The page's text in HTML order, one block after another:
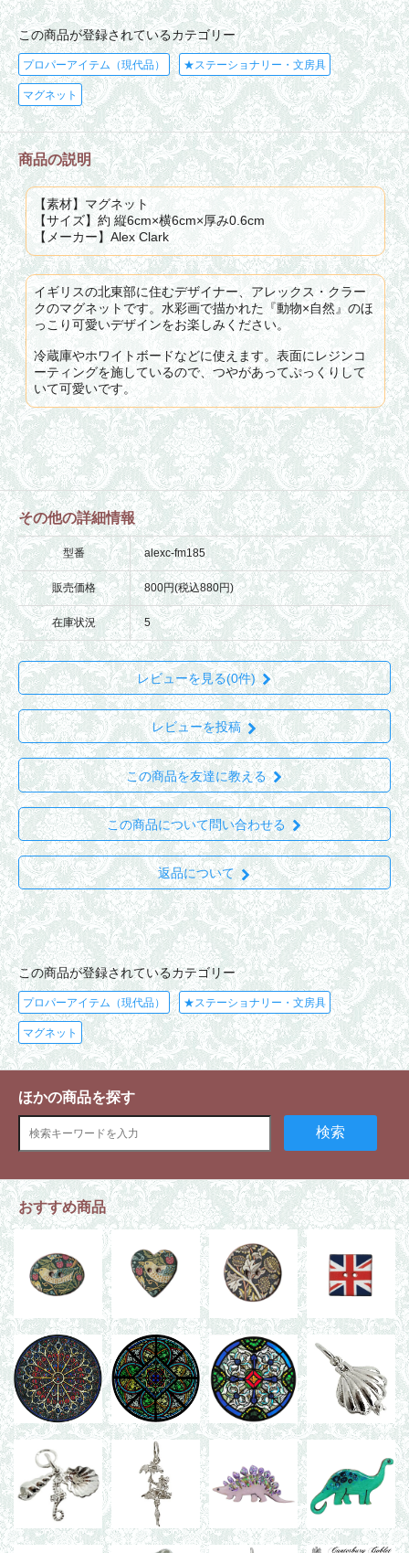
この商品が登録されているカテゴリー
プロパーアイテム（現代品） ★ステーショナリー・文房具
マグネット
商品の説明
【素材】マグネット
【サイズ】約 縦6cm×横6cm×厚み0.6cm
【メーカー】Alex Clark
イギリスの北東部に住むデザイナー、アレックス・クラー
クのマグネットです。水彩画で描かれた『動物×自然』のほ
っこり可愛いデザインをお楽しみください。
冷蔵庫やホワイトボードなどに使えます。表面にレジンコ
ーティングを施しているので、つやがあってぷっくりして
いて可愛いです。
その他の詳細情報
型番 alexc-fm185
販売価格 800円(税込880円)
在庫状況 5
レビューを見る(0件)
レビューを投稿
この商品を友達に教える
この商品について問い合わせる
返品について
この商品が登録されているカテゴリー
プロパーアイテム（現代品） ★ステーショナリー・文房具
マグネット
ほかの商品を探す
検索
おすすめ商品